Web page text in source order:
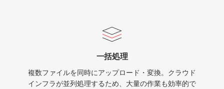
一括処理
複数ファイルを同時にアップロード・変換。クラウド
インフラが並列処理するため、大量の作業も効率的で